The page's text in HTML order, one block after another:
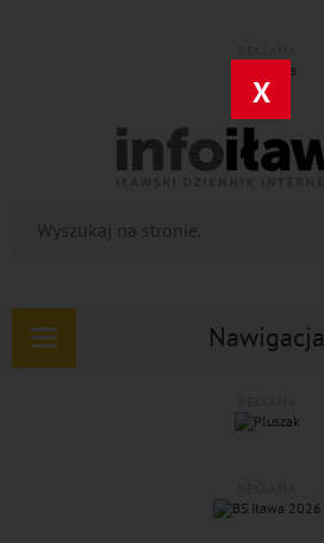
X
Nawigacja
Rozwiń